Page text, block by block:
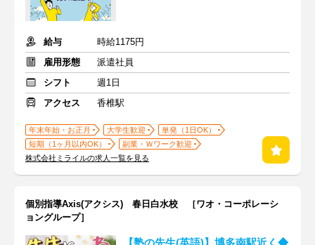
給与
時給1175円
雇用形態
派遣社員
シフト
週1日
アクセス
香椎駅
年末年始・お正月 大学生歓迎
単発（1日OK）
短期（1ヶ月以内OK）
副業・Ｗワーク歓迎
株式会社ミライルの求人一覧を見る
個別指導Axis(アクシス) 春日白水校 ［ワオ・コーポレーシ
ョングループ］